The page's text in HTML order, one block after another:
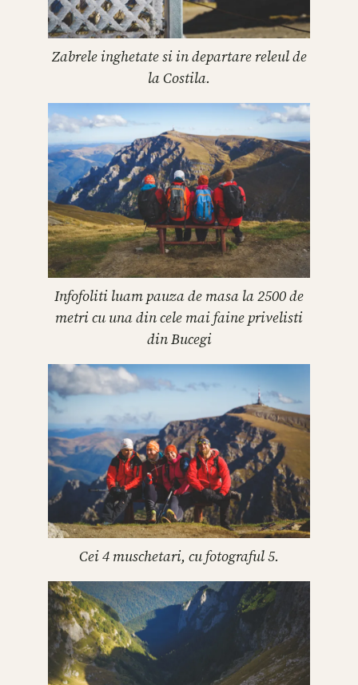
Zabrele inghetate si in departare releul de
la Costila.
Infofoliti luam pauza de masa la 2500 de
metri cu una din cele mai faine privelisti
din Bucegi
Cei 4 muschetari, cu fotograful 5.